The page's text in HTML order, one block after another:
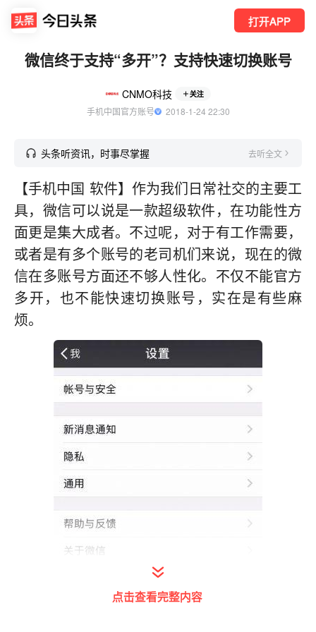
打开APP
微信终于支持“多开”？支持快速切换账号
CNMO科技 关注
手机中国官方账号
  2018-1-24 22:30
头条听资讯，时事尽掌握 去听全文
【手机中国 软件】作为我们日常社交的主要工
具，微信可以说是一款超级软件，在功能性方
面更是集大成者。不过呢，对于有工作需要，
或者是有多个账号的老司机们来说，现在的微
信在多账号方面还不够人性化。不仅不能官方
多开，也不能快速切换账号，实在是有些麻
烦。
点击查看完整内容